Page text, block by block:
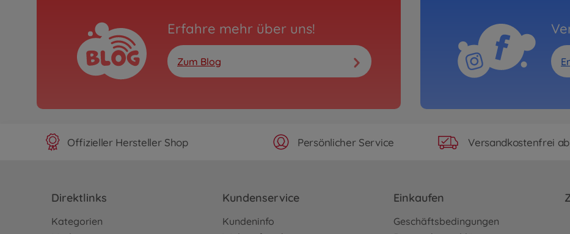
Erfahre mehr über uns!
Zum Blog
Offizieller Hersteller Shop Persönlicher Service Versandkostenfrei
Direktlinks
Kategorien
Kundenservice
Kundeninfo
Einkaufen
Geschäftsbedingungen